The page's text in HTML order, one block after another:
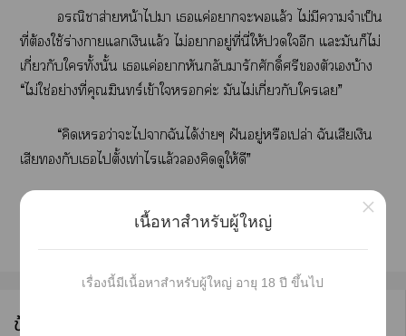
อรณิาส่ายหน้าไา เแค่าะแล้ว ไม่มีาจำเป็น
ที่ต้องใช้ร่างาแเงินแล้ว ไม่าอยู่ที่นี่ให้ใอีก แะมันก็ไม่
เกี่ยวกับใทั้งนั้น เแค่าหันกลับมารักศักดิ์ศรีตัวเบ้าง
“ไม่ใช่อย่างที่คุณฆิร์เข้าใค่ะ มันไม่เกี่ยวกับใเ”
“คิดเว่าะไาฉันได้ง่ายๆ ฝันอยู่หรือเปล่า ฉันเสียเงิน
เสียกับเไตั้งเท่าไรแล้วคิดดูให้ดี”
ข้อมูลนักเขียน
เนื้อหาสำหรับผู้ใหญ่
เรื่องนี้มีเนื้อหาสำหรับผู้ใหญ่ อายุ 18 ปี ขึ้นไป
×